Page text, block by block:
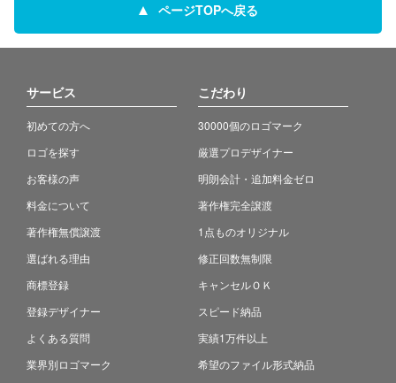
ページTOPへ戻る
サービス
初めての方へ
ロゴを探す
お客様の声
料金について
著作権無償譲渡
選ばれる理由
商標登録
登録デザイナー
よくある質問
業界別ロゴマーク
こだわり
30000個のロゴマーク
厳選プロデザイナー
明朗会計・追加料金ゼロ
著作権完全譲渡
1点ものオリジナル
修正回数無制限
キャンセルＯＫ
スピード納品
実績1万件以上
希望のファイル形式納品